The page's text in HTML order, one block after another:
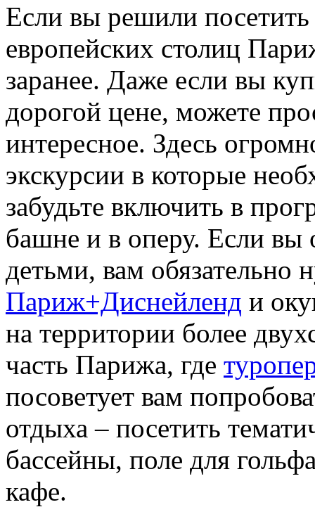
Если вы решили
европейских столиц
заранее. Даже если вы
дорогой цене, можете
интересное. Здесь
экскурсии в которые
забудьте включить в
башне и в оперу. Если вы
детьми, вам обязательно
Париж+Диснейленд и
на территории более
часть Парижа, где
посоветует вам
отдыха – посетить
бассейны, поле для
кафе.